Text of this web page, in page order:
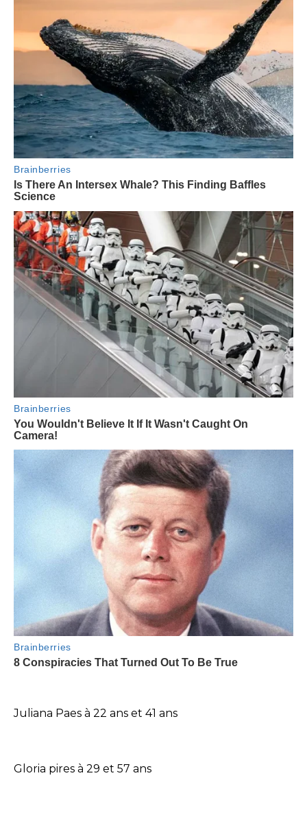
Juliana Paes à 22 ans et 41 ans
Gloria pires à 29 et 57 ans